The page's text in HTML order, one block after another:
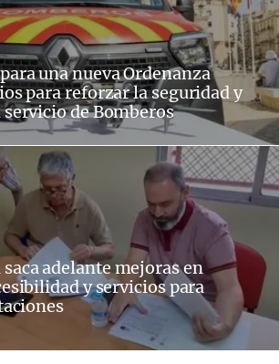
una nueva Ordenanza
para reforzar la seguridad y
de Bomberos
adelante mejoras en
y servicios para